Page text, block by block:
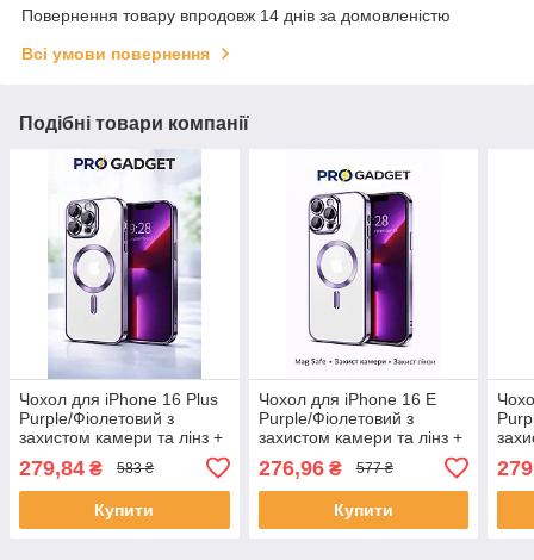
Повернення товару впродовж 14 днів за домовленістю
Всі умови повернення
Подібні товари компанії
Чохол для iPhone 16 Plus
Purple/Фіолетовий з
захистом камери та лінз +
279,84 ₴ 583 ₴
Купити
Чохол для iPhone 16 Е
Purple/Фіолетовий з
захистом камери та лінз +
276,96₴ 577 ₴
Купити